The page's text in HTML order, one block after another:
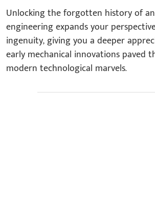
Unlocking the forgotten history of
engineering expands your
ingenuity, giving you a deeper
early mechanical innovations paved
modern technological marvels.